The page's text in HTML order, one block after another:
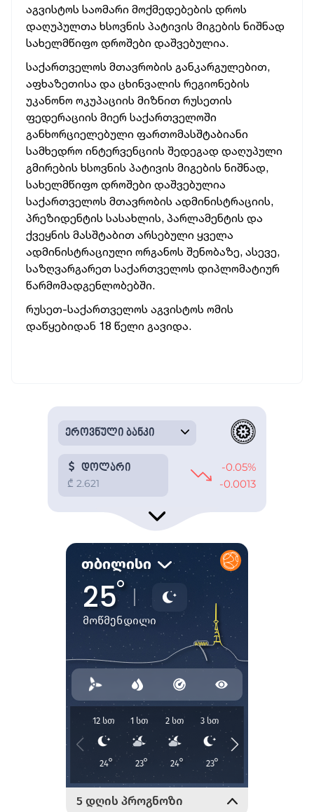
აგვისტოს საომარი მოქმედებების დროს
დაღუპულთა ხსოვნის პატივის მიგების ნიშნად
სახელმწიფო დროშები დაშვებულია.
საქართველოს მთავრობის განკარგულებით,
აფხაზეთისა და ცხინვალის რეგიონების
უკანონო ოკუპაციის მიზნით რუსეთის
ფედერაციის მიერ საქართველოში
განხორციელებული ფართომასშტაბიანი
სამხედრო ინტერვენციის შედეგად დაღუპული
გმირების ხსოვნის პატივის მიგების ნიშნად,
სახელმწიფო დროშები დაშვებულია
საქართველოს მთავრობის ადმინისტრაციის,
პრეზიდენტის სასახლის, პარლამენტის და
ქვეყნის მასშტაბით არსებული ყველა
ადმინისტრაციული ორგანოს შენობაზე, ასევე,
საზღვარგარეთ საქართველოს დიპლომატიურ
წარმომადგენლობებში.
რუსეთ-საქართველოს აგვისტოს ომის
დაწყებიდან 18 წელი გავიდა.